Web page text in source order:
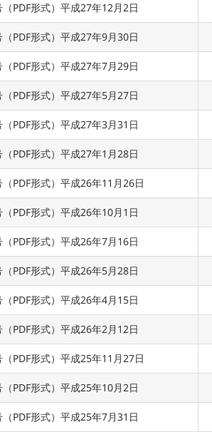
PDF形式）平成27年12月2日
PDF形式）平成27年9月30日
PDF形式）平成27年7月29日
PDF形式）平成27年5月27日
PDF形式）平成27年3月31日
PDF形式）平成27年1月28日
PDF形式）平成26年11月26日
PDF形式）平成26年10月1日
PDF形式）平成26年7月16日
PDF形式）平成26年5月28日
PDF形式）平成26年4月15日
PDF形式）平成26年2月12日
PDF形式）平成25年11月27日
PDF形式）平成25年10月2日
PDF形式）平成25年7月31日